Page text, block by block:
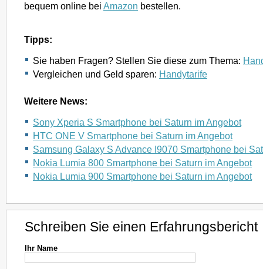
bequem online bei Amazon bestellen.
Tipps:
Sie haben Fragen? Stellen Sie diese zum Thema:
Vergleichen und Geld sparen: Handytarife
Weitere News:
Sony Xperia S Smartphone bei Saturn im Angebot
HTC ONE V Smartphone bei Saturn im Angebot
Samsung Galaxy S Advance I9070 Smartphone bei
Nokia Lumia 800 Smartphone bei Saturn im Angebot
Nokia Lumia 900 Smartphone bei Saturn im Angebot
Schreiben Sie einen Erfahrungsbericht
Ihr Name